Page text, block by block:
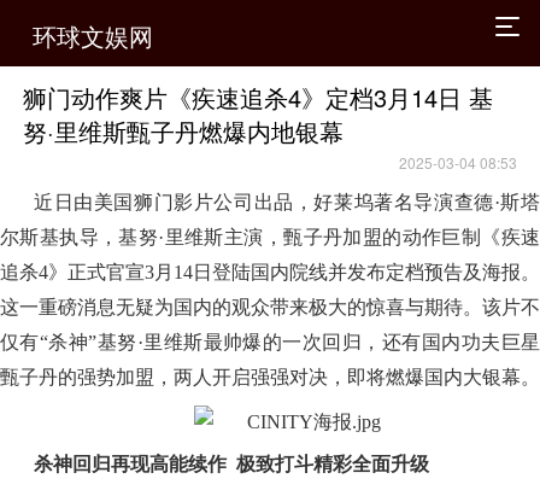
环球文娱网
狮门动作爽片《疾速追杀4》定档3月14日 基
努·里维斯甄子丹燃爆内地银幕
2025-03-04 08:53
近日由美国狮门影片公司出品，好莱坞著名导演查德·斯塔
尔斯基执导，基努·里维斯主演，甄子丹加盟的动作巨制《疾速
追杀4》正式官宣3月14日登陆国内院线并发布定档预告及海报。
这一重磅消息无疑为国内的观众带来极大的惊喜与期待。该片不
仅有“杀神”基努·里维斯最帅爆的一次回归，还有国内功夫巨星
甄子丹的强势加盟，两人开启强强对决，即将燃爆国内大银幕。
杀神回归再现高能续作 极致打斗精彩全面升级